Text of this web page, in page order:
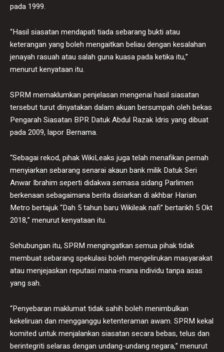
pada 1999.
“Hasil siasatan mendapati tiada sebarang bukti atau
keterangan yang boleh mengaitkan beliau dengan kesalahan
jenayah rasuah atau salah guna kuasa pada ketika itu,”
menurut kenyataan itu.
SPRM memaklumkan penjelasan mengenai hasil siasatan
tersebut turut dinyatakan dalam akuan bersumpah oleh bekas
Pengarah Siasatan BPR Datuk Abdul Razak Idris yang dibuat
pada 2009, lapor Bernama.
“Sebagai rekod, pihak WikiLeaks juga telah menafikan pernah
menyiarkan sebarang senarai akaun bank milik Datuk Seri
Anwar Ibrahim seperti didakwa semasa sidang Parlimen
berkenaan sebagaimana berita disiarkan di akhbar Harian
Metro bertajuk “Dah 5 tahun baru Wikileak nafi” bertarikh 5 Okt
2018,” menurut kenyataan itu.
Sehubungan itu, SPRM mengingatkan semua pihak tidak
membuat sebarang spekulasi boleh mengelirukan masyarakat
atau menjejaskan reputasi mana-mana individu tanpa asas
yang sah.
“Penyebaran maklumat tidak sahih boleh menimbulkan
kekeliruan dan mengganggu ketenteraman awam. SPRM kekal
komited untuk menjalankan siasatan secara bebas, telus dan
berintegriti selaras dengan undang-undang negara,” menurut